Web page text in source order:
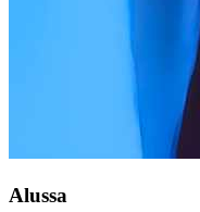
Alussa